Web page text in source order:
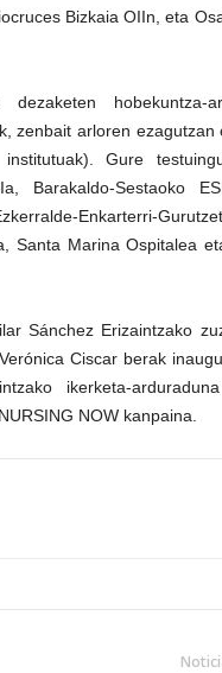
Bizkaia OIIn, eta
hobekuntza-
zenbait arloren ezagutzan
Gure
Barakaldo-Sestaoko
Enkarterri-
Santa Marina Ospitalea
Sánchez Erizaintzako
Ciscar berak
ikerketa-
NOW kanpaina.